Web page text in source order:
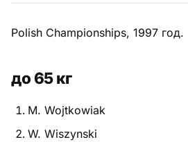
История и философия
Мастера киокушинкай
Polish Championships, 1997 год.
до 65 кг
M. Wojtkowiak
W. Wiszynski